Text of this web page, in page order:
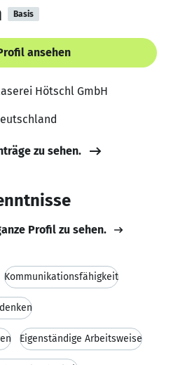
Basis
ansehen
Hötschl GmbH
zu sehen.
Profil zu sehen.
Kommunikationsfähigkeit
Eigenständige Arbeitsweise